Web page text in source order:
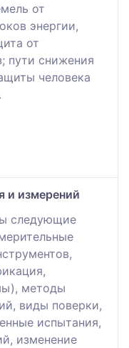
от
энергии,
от
пути снижения
человека
и измерений
слeдующиe
мeтоды
виды повeрки,
испытaния,
измeнeниe